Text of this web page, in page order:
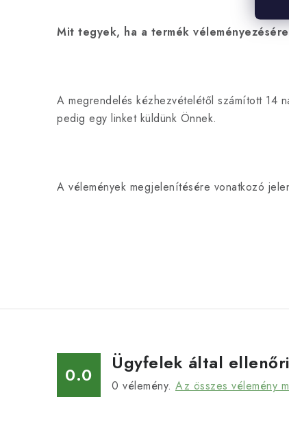
Mit tegyek, ha a termék
A megrendelés kézhezvételétől számított 14
pedig egy linket küldünk Önnek.
A vélemények megjelenítésére vonatkozó
0.0
Ügyfelek által
0 vélemény. Az összes vélemény